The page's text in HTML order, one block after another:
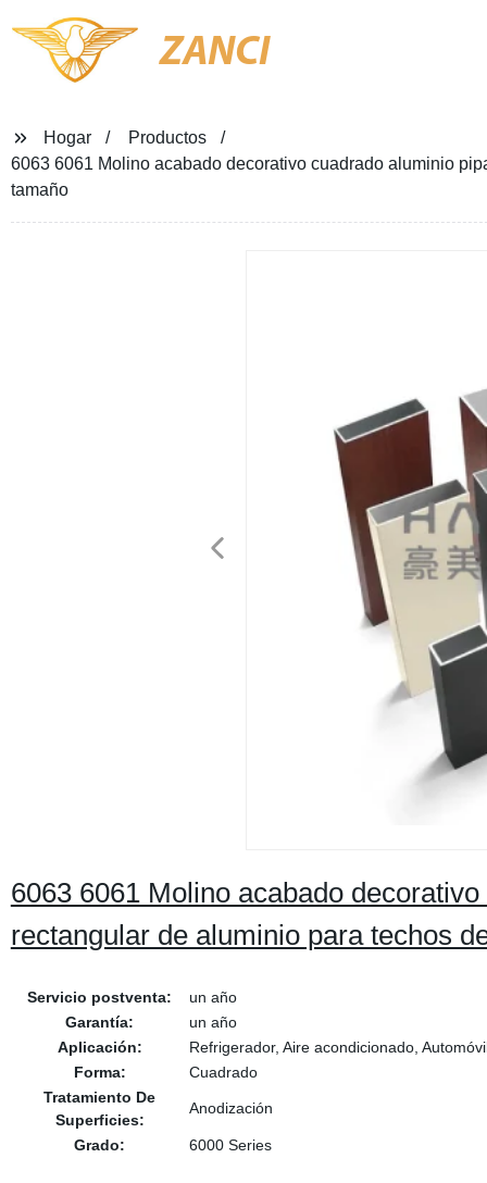
ZANCI
Hogar
Productos
6063 6061 Molino acabado decorativo cuadrado aluminio
tamaño
6063 6061 Molino acabado
rectangular de aluminio para techos
Servicio postventa:
un año
Garantía:
un año
Aplicación:
Refrigerador, Aire acondicionado,
Forma:
Cuadrado
Tratamiento De
Superficies:
Anodización
Grado: 6000 Series